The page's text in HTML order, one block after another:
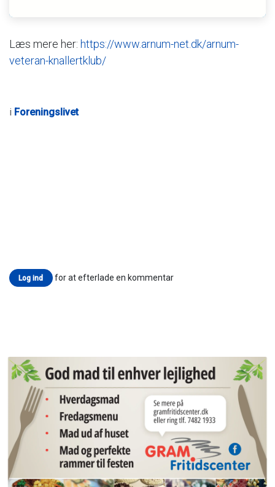
Læs mere her: https://www.arnum-net.dk/arnum-
veteran-knallertklub/
i Foreningslivet
Log ind for at efterlade en kommentar